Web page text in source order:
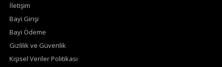
İletişim
Bayi Girişi
Bayi Ödeme
Gizlilik ve Güvenlik
Kişisel Veriler Politikası